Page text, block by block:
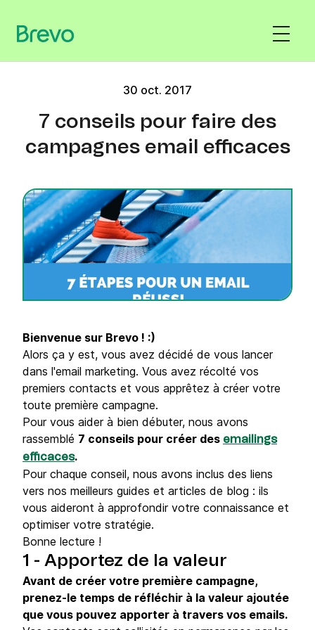
30 oct. 2017
7 conseils pour faire des
campagnes email efficaces
Bienvenue sur Brevo ! :)
Alors ça y est, vous avez décidé de vous lancer
dans l'email marketing. Vous avez récolté vos
premiers contacts et vous apprêtez à créer votre
toute première campagne.
Pour vous aider à bien débuter, nous avons
rassemblé 7 conseils pour créer des emailings
efficaces.
Pour chaque conseil, nous avons inclus des liens
vers nos meilleurs guides et articles de blog : ils
vous aideront à approfondir votre connaissance et
optimiser votre stratégie.
Bonne lecture !
1 - Apportez de la valeur
Avant de créer votre première campagne,
prenez-le temps de réfléchir à la valeur ajoutée
que vous pouvez apporter à travers vos emails.